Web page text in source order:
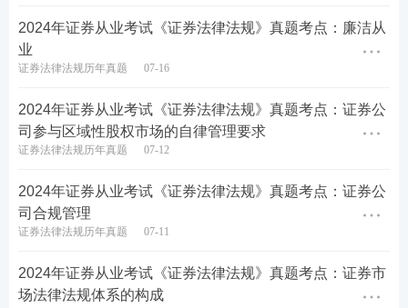
学晦涩难理解？建议
零基础考生参加233网校证券从
业课程，备考更有规划，早日拿下证券从业资格
9元/239元V题库会员~立即试听>>
2024年证券从业考试《证券法律法规》真题考点：廉洁从
业
证券法律法规历年真题 07-16
2024年证券从业考试《证券法律法规》真题考点：证券公
司参与区域性股权市场的自律管理要求
证券法律法规历年真题 07-12
2024年证券从业考试《证券法律法规》真题考点：证券公
司合规管理
证券法律法规历年真题 07-11
2024年证券从业考试《证券法律法规》真题考点：证券市
场法律法规体系的构成